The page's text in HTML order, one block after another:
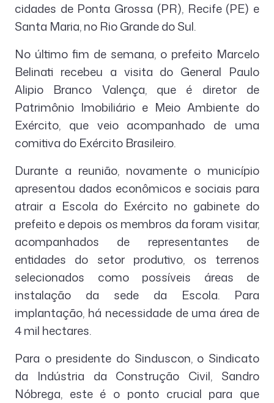
cidades de Ponta Grossa (PR), Recife (PE) e
Santa Maria, no Rio Grande do Sul.
No último fim de semana, o prefeito Marcelo
Belinati recebeu a visita do General Paulo
Alipio Branco Valença, que é diretor de
Patrimônio Imobiliário e Meio Ambiente do
Exército, que veio acompanhado de uma
comitiva do Exército Brasileiro.
Durante a reunião, novamente o município
apresentou dados econômicos e sociais para
atrair a Escola do Exército no gabinete do
prefeito e depois os membros da foram visitar,
acompanhados de representantes de
entidades do setor produtivo, os terrenos
selecionados como possíveis áreas de
instalação da sede da Escola. Para
implantação, há necessidade de uma área de
4 mil hectares.
Para o presidente do Sinduscon, o Sindicato
da Indústria da Construção Civil, Sandro
Nóbrega, este é o ponto crucial para que